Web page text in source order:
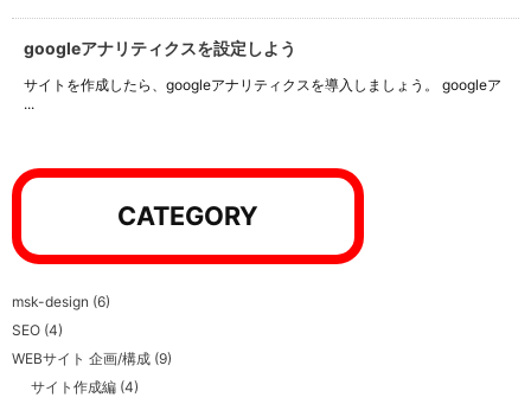
googleアナリティクスを設定しよう
サイトを作成したら、googleアナリティクスを導入しましょう。 googleア
...
CATEGORY
msk-design (6)
SEO (4)
WEBサイト 企画/構成 (9)
サイト作成編 (4)